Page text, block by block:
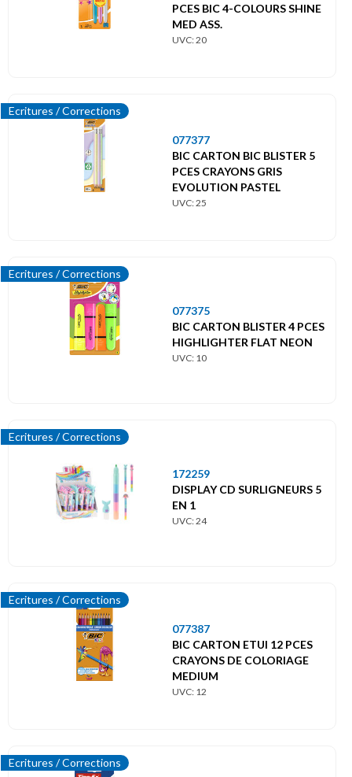
PCES BIC 4-COLOURS SHINE
MED ASS.
UVC: 20
Ecritures / Corrections
077377
BIC CARTON BIC BLISTER 5
PCES CRAYONS GRIS
EVOLUTION PASTEL
UVC: 25
Ecritures / Corrections
077375
BIC CARTON BLISTER 4 PCES
HIGHLIGHTER FLAT NEON
UVC: 10
Ecritures / Corrections
172259
DISPLAY CD SURLIGNEURS 5
EN 1
UVC: 24
Ecritures / Corrections
077387
BIC CARTON ETUI 12 PCES
CRAYONS DE COLORIAGE
MEDIUM
UVC: 12
Ecritures / Corrections